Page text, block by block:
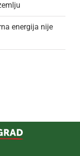
energija nije